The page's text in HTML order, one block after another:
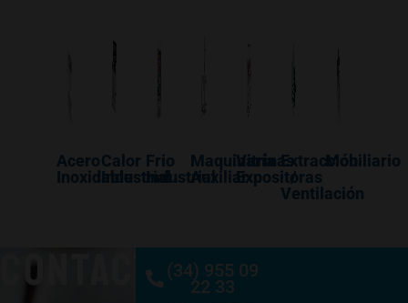
Acero
Inoxidable
Calor
Industrial
Frio
Industrial
Maquinaría
Auxiliar
Vitrinas
Expositoras
Extracción
/
Ventilación
Mobiliario
CONTACTO(34) 955 09
22 33